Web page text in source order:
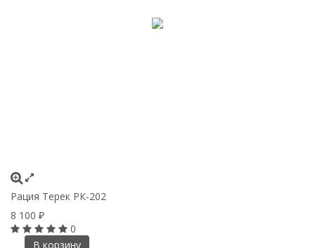
Рация Терек РК-202
8 100 ₽
0
В корзину